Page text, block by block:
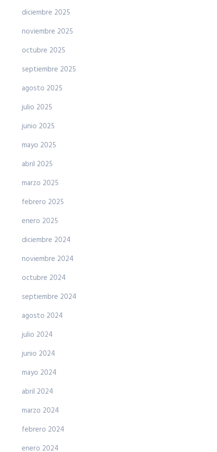
diciembre 2025
noviembre 2025
octubre 2025
septiembre 2025
agosto 2025
julio 2025
junio 2025
mayo 2025
abril 2025
marzo 2025
febrero 2025
enero 2025
diciembre 2024
noviembre 2024
octubre 2024
septiembre 2024
agosto 2024
julio 2024
junio 2024
mayo 2024
abril 2024
marzo 2024
febrero 2024
enero 2024